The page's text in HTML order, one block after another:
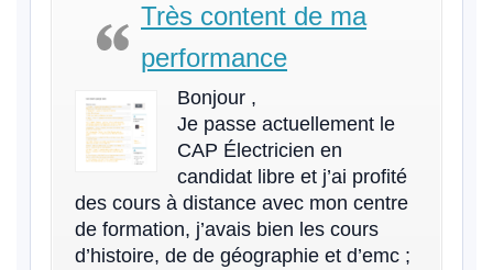
Très content de ma
performance
Bonjour ,
Je passe actuellement le
CAP Électricien en
candidat libre et j’ai profité
des cours à distance avec mon centre
de formation, j’avais bien les cours
d’histoire, de de géographie et d’emc ;